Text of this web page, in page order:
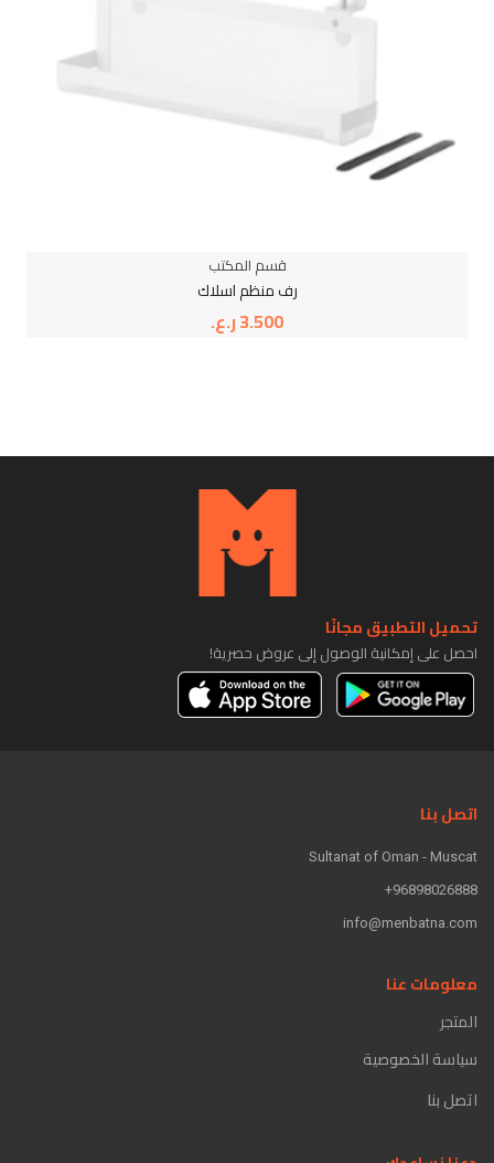
قسم المكتب
رف منظم اسلاك
3.500ر.ع.
تحميل التطبيق مجانًا
احصل على إمكانية الوصول إلى عروض حصرية!
اتصل بنا
Sultanat of Oman - Muscat
96898026888+
info@menbatna.com
معلومات عنا
المتجر
سياسة الخصوصية
اتصل بنا